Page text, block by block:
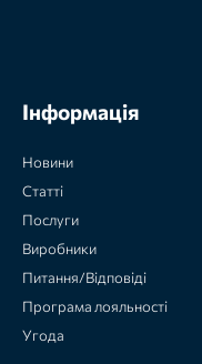
Інформація
Новини
Статті
Послуги
Виробники
Питання/Відповіді
Програма лояльності
Угода